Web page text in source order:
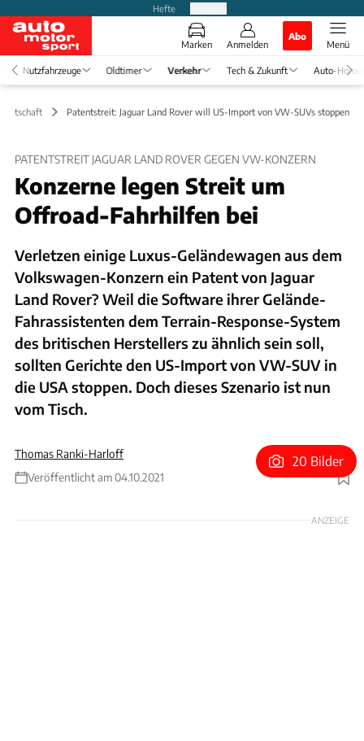
Hefte
Marken Anmelden
Abo
Menü
Nutzfahrzeuge Oldtimer Verkehr Tech & Zukunft Auto-
Patentstreit: Jaguar Land Rover will US-Import von VW-SUVs stoppen
PATENTSTREIT JAGUAR LAND ROVER GEGEN VW-KONZERN
Konzerne legen Streit um
Offroad-Fahrhilfen bei
Verletzen einige Luxus-Geländewagen aus dem
Volkswagen-Konzern ein Patent von Jaguar
Land Rover? Weil die Software ihrer Gelände-
Fahrassistenten dem Terrain-Response-System
des britischen Herstellers zu ähnlich sein soll,
sollten Gerichte den US-Import von VW-SUV in
die USA stoppen. Doch dieses Szenario ist nun
vom Tisch.
Thomas Ranki-Harloff
Veröffentlicht am 04.10.2021
Foto: Lamborghini
20 Bilder
ANZEIGE